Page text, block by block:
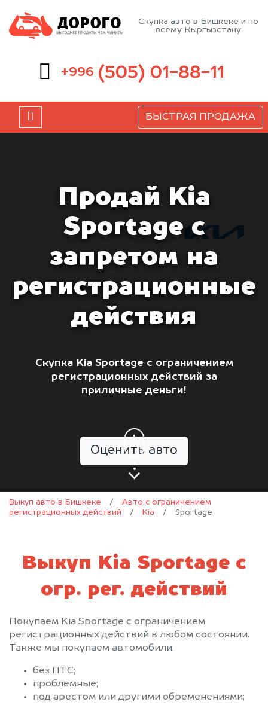
Скупка авто в Бишкеке и по
всему Кыргызстану
+996 (505) 01-88-11
БЫСТРАЯ ПРОДАЖА
Продай Kia
Sportage с
запретом на
регистрационные
действия
Скупка Kia Sportage с ограничением
регистрационных действий за
приличные деньги!
Оценить авто
Выкуп авто в Бишкеке /
Авто с ограничением
регистрационных действий
/ Kia / Sportage
Выкуп Kia Sportage с
огр. рег. действий
Покупаем Kia Sportage с ограничением
регистрационных действий в любом состоянии.
Также мы покупаем автомобили:
без ПТС;
проблемные;
под арестом или другими обременениями;